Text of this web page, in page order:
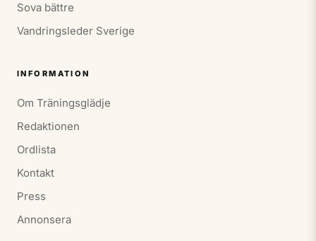
Sova bättre
Vandringsleder Sverige
INFORMATION
Om Träningsglädje
Redaktionen
Ordlista
Kontakt
Press
Annonsera